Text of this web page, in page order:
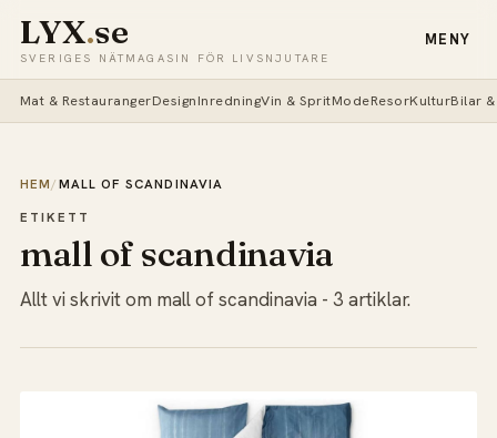
LYX.se
SVERIGES NÄTMAGASIN FÖR LIVSNJUTARE
MENY
Mat & RestaurangerDesignInredningVin & SpritModeResorKulturBilar
HEM / MALL OF SCANDINAVIA
ETIKETT
mall of scandinavia
Allt vi skrivit om mall of scandinavia - 3 artiklar.